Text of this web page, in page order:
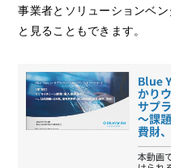
事業者とソリューションベ
と見ることもできます。